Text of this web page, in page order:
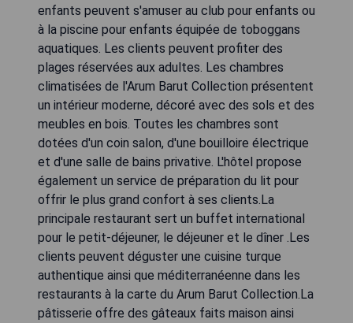
enfants peuvent s'amuser au club pour enfants ou
à la piscine pour enfants équipée de toboggans
aquatiques. Les clients peuvent profiter des
plages réservées aux adultes. Les chambres
climatisées de l'Arum Barut Collection présentent
un intérieur moderne, décoré avec des sols et des
meubles en bois. Toutes les chambres sont
dotées d'un coin salon, d'une bouilloire électrique
et d'une salle de bains privative. L'hôtel propose
également un service de préparation du lit pour
offrir le plus grand confort à ses clients.La
principale restaurant sert un buffet international
pour le petit-déjeuner, le déjeuner et le dîner .Les
clients peuvent déguster une cuisine turque
authentique ainsi que méditerranéenne dans les
restaurants à la carte du Arum Barut Collection.La
pâtisserie offre des gâteaux faits maison ainsi